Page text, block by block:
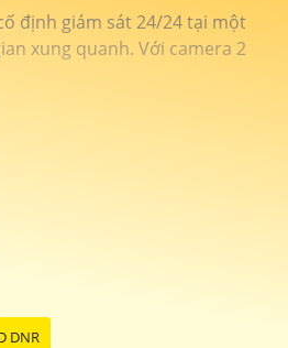
định giám sát 24/24 tại một
xung quanh. Với camera 2
DNR